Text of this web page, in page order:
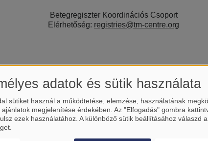
Betegregiszter Koordinációs Csoport
Elérhetőség: registries@tm-centre.org
adatok és sütik használata
sütiket használ a működtetése, elemzése, használatának
ajánlatok megjelenítése érdekében. Az "Elfogadás" gombra
ezek használatához. A különböző sütik beállításához válaszd a